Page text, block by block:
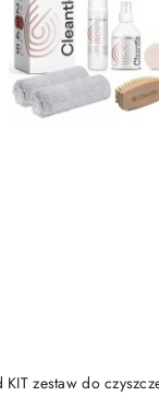
KIT zestaw do